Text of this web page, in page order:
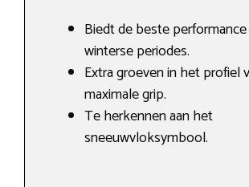
Biedt de beste
winterse periodes.
Extra groeven in het profiel
maximale grip.
Te herkennen aan het
sneeuwvloksymbool.